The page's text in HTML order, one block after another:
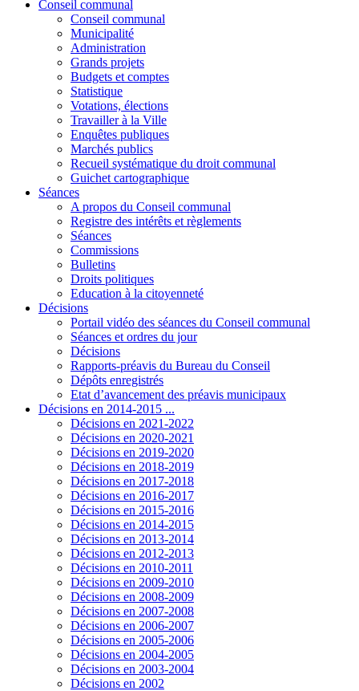
Conseil communal
Conseil communal
Municipalité
Administration
Grands projets
Budgets et comptes
Statistique
Votations, élections
Travailler à la Ville
Enquêtes publiques
Marchés publics
Recueil systématique du droit communal
Guichet cartographique
Séances
A propos du Conseil communal
Registre des intérêts et règlements
Séances
Commissions
Bulletins
Droits politiques
Education à la citoyenneté
Décisions
Portail vidéo des séances du Conseil communal
Séances et ordres du jour
Décisions
Rapports-préavis du Bureau du Conseil
Dépôts enregistrés
Etat d’avancement des préavis municipaux
Décisions en 2014-2015 ...
Décisions en 2021-2022
Décisions en 2020-2021
Décisions en 2019-2020
Décisions en 2018-2019
Décisions en 2017-2018
Décisions en 2016-2017
Décisions en 2015-2016
Décisions en 2014-2015
Décisions en 2013-2014
Décisions en 2012-2013
Décisions en 2010-2011
Décisions en 2009-2010
Décisions en 2008-2009
Décisions en 2007-2008
Décisions en 2006-2007
Décisions en 2005-2006
Décisions en 2004-2005
Décisions en 2003-2004
Décisions en 2002